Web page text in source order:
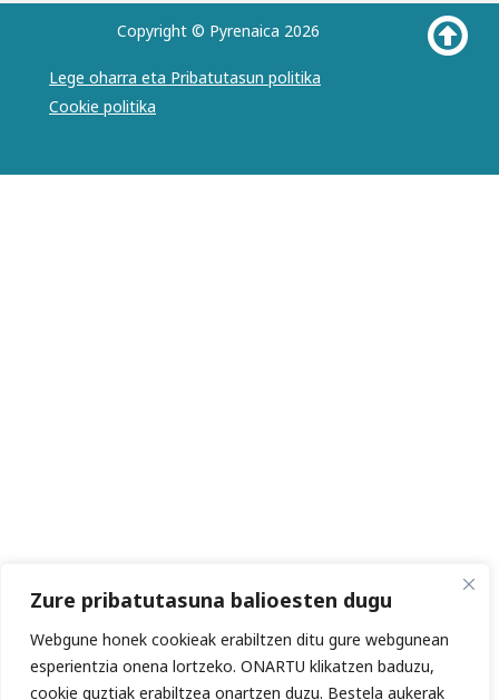
Zure pribatutasuna balioesten dugu
Webgune honek cookieak erabiltzen ditu gure webgunean
esperientzia onena lortzeko. ONARTU klikatzen baduzu,
cookie guztiak erabiltzea onartzen duzu. Bestela aukerak
Copyright © Pyrenaica 2026
Lege oharra eta Pribatutasun politika
Cookie politika